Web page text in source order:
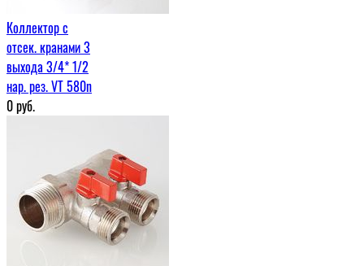
Коллектор с
отсек. кранами 3
выхода 3/4* 1/2
нар. рез. VT 580n
0руб.